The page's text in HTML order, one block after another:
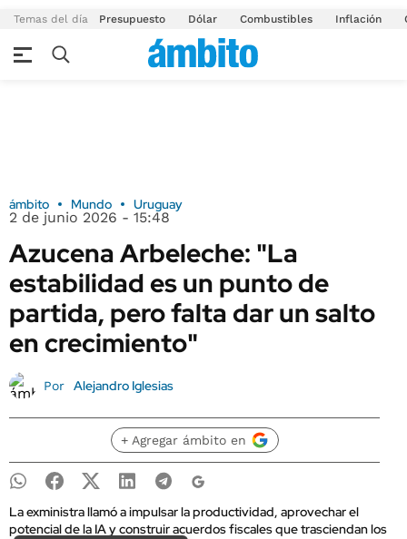
Temas del día Presupuesto Dólar Combustibles Inflación
ámbito Mundo Uruguay
2 de junio 2026 - 15:48
Azucena Arbeleche: "La
estabilidad es un punto de
partida, pero falta dar un salto
en crecimiento"
Por Alejandro Iglesias
+ Agregar ámbito en
La exministra llamó a impulsar la productividad, aprovechar el
potencial de la IA y construir acuerdos fiscales que trasciendan los